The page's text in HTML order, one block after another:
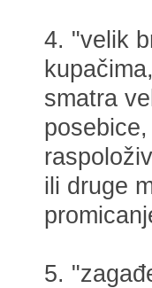
4. "velik
smatra
ili druge
5.